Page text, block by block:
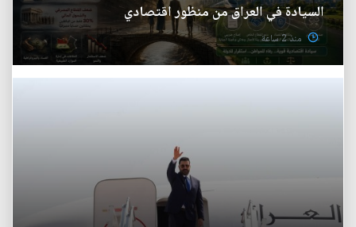
السيادة في العراق من منظور اقتصادي
منذ 2 ساعة